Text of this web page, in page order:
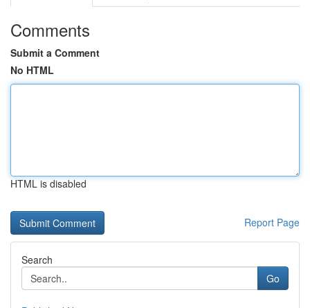
Comments
Submit a Comment
No HTML
HTML is disabled
Report Page
Search
Go